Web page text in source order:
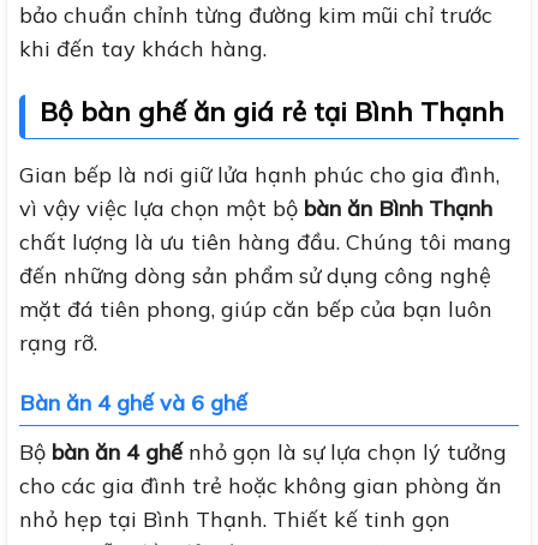
bảo chuẩn chỉnh từng đường kim mũi chỉ trước
khi đến tay khách hàng.
Bộ bàn ghế ăn giá rẻ tại Bình Thạnh
Gian bếp là nơi giữ lửa hạnh phúc cho gia đình,
vì vậy việc lựa chọn một bộ bàn ăn Bình Thạnh
chất lượng là ưu tiên hàng đầu. Chúng tôi mang
đến những dòng sản phẩm sử dụng công nghệ
mặt đá tiên phong, giúp căn bếp của bạn luôn
rạng rỡ.
Bàn ăn 4 ghế và 6 ghế
Bộ bàn ăn 4 ghếnhỏ gọn là sự lựa chọn lý tưởng
cho các gia đình trẻ hoặc không gian phòng ăn
nhỏ hẹp tại Bình Thạnh. Thiết kế tinh gọn